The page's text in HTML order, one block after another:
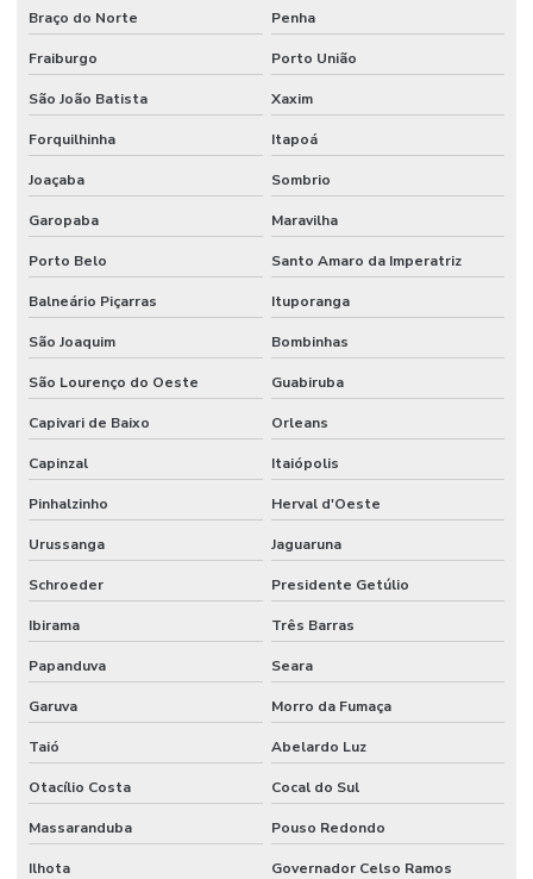
Braço do Norte Penha
Fraiburgo Porto União
São João Batista Xaxim
Forquilhinha Itapoá
Joaçaba Sombrio
Garopaba Maravilha
Porto Belo Santo Amaro da Imperatriz
Balneário Piçarras Ituporanga
São Joaquim Bombinhas
São Lourenço do Oeste Guabiruba
Capivari de Baixo Orleans
Capinzal Itaiópolis
Pinhalzinho Herval d'Oeste
Urussanga Jaguaruna
Schroeder Presidente Getúlio
Ibirama Três Barras
Papanduva Seara
Garuva Morro da Fumaça
Taió Abelardo Luz
Otacílio Costa Cocal do Sul
Massaranduba Pouso Redondo
Ilhota Governador Celso Ramos